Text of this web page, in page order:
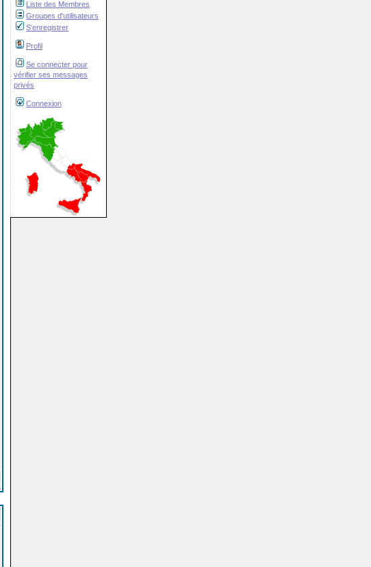
Liste des Membres
Groupes d'utilisateurs
S'enregistrer
Profil
Se connecter pour
vérifier ses messages
privés
Connexion